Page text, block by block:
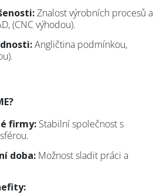
Znalost výrobních procesů a
(CNC výhodou).
Angličtina podmínkou,
firmy: Stabilní společnost s
doba: Možnost sladit práci a